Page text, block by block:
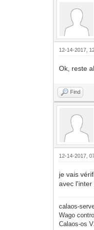
12-14-2017,
Ok, reste
Find
12-14-2017,
je vais
avec l'inter
calaos-
Wago
Calaos-os